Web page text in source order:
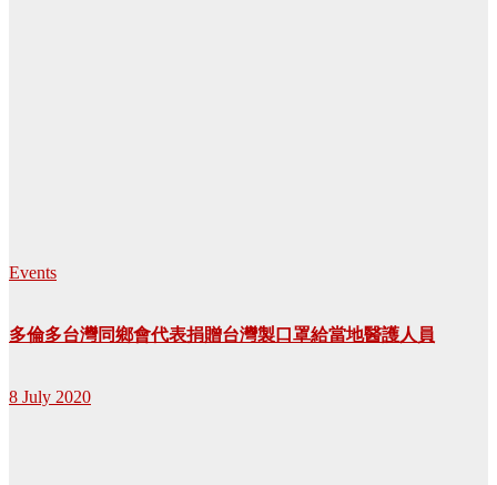
Events
多倫多台灣同鄉會代表捐贈台灣製口罩給當地醫護人員
8 July 2020